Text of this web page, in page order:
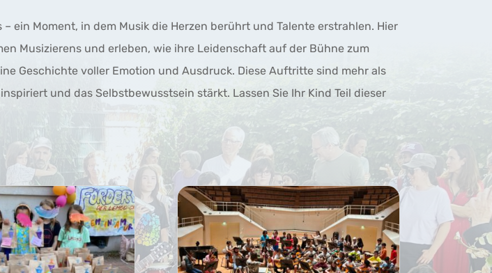
ein Moment, in dem Musik die Herzen berührt und Talente erstrahlen. Hier
Musizierens und erleben, wie ihre Leidenschaft auf der Bühne zum
Geschichte voller Emotion und Ausdruck. Diese Auftritte sind mehr als
und das Selbstbewusstsein stärkt. Lassen Sie Ihr Kind Teil dieser